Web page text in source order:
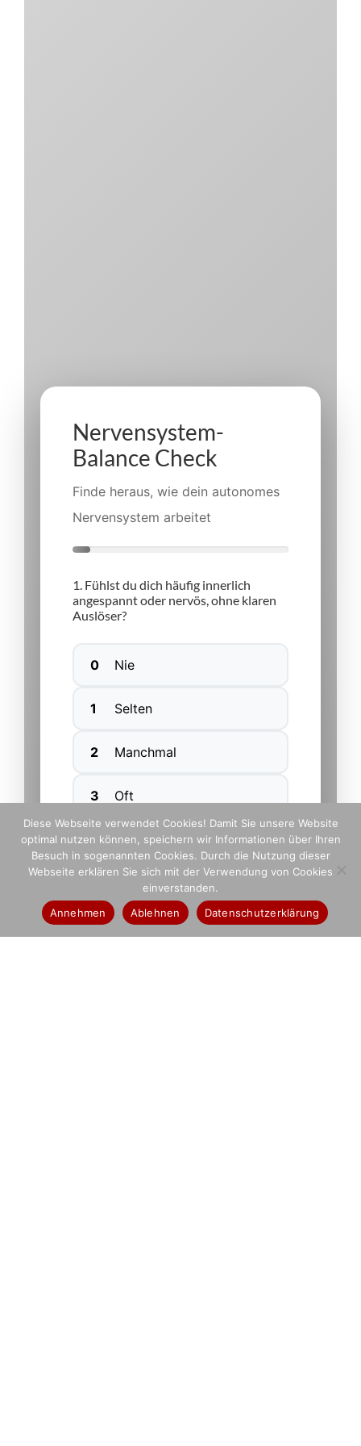
Nervensystem-
Balance Check
Finde heraus, wie dein autonomes
Nervensystem arbeitet
1. Fühlst du dich häufig innerlich
angespannt oder nervös, ohne klaren
Auslöser?
0 Nie
1 Selten
2 Manchmal
3 Oft
4 Sehr oft
Diese Webseite verwendet Cookies! Damit Sie unsere Website
optimal nutzen können, speichern wir Informationen über Ihren
Besuch in sogenannten Cookies. Durch die Nutzung dieser
Webseite erklären Sie sich mit der Verwendung von Cookies
einverstanden.
Annehmen
Ablehnen Datenschutzerklärung